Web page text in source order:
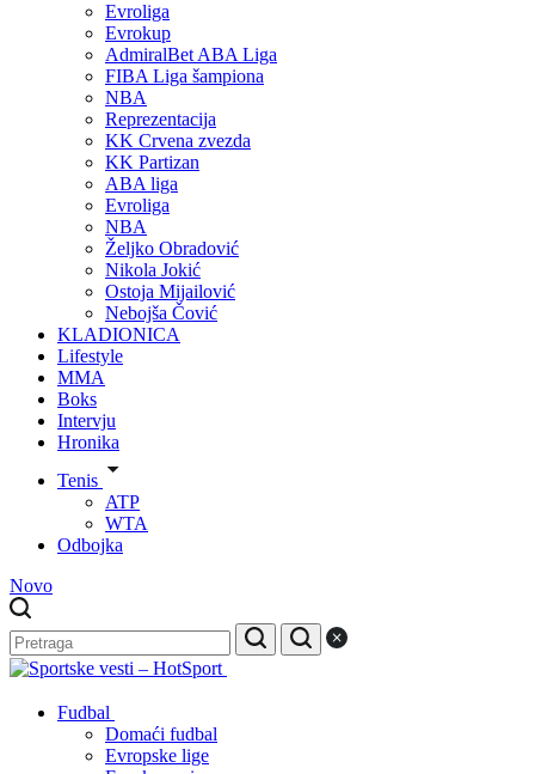
Evroliga
Evrokup
AdmiralBet ABA Liga
FIBA Liga šampiona
NBA
Reprezentacija
KK Crvena zvezda
KK Partizan
ABA liga
Evroliga
NBA
Željko Obradović
Nikola Jokić
Ostoja Mijailović
Nebojša Čović
KLADIONICA
Lifestyle
MMA
Boks
Intervju
Hronika
Tenis
ATP
WTA
Odbojka
Novo
Fudbal
Domaći fudbal
Evropske lige